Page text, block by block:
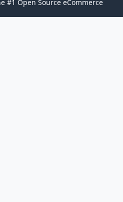
#1 Open Source eCommerce